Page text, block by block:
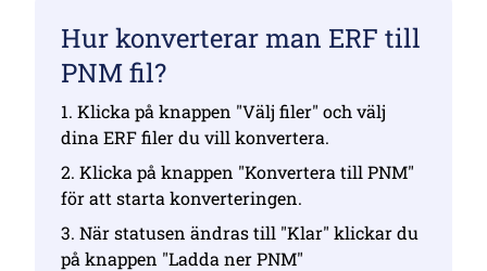
Hur konverterar man ERF till
PNM fil?
1. Klicka på knappen "Välj filer" och välj
dina ERF filer du vill konvertera.
2. Klicka på knappen "Konvertera till PNM"
för att starta konverteringen.
3. När statusen ändras till "Klar" klickar du
på knappen "Ladda ner PNM"